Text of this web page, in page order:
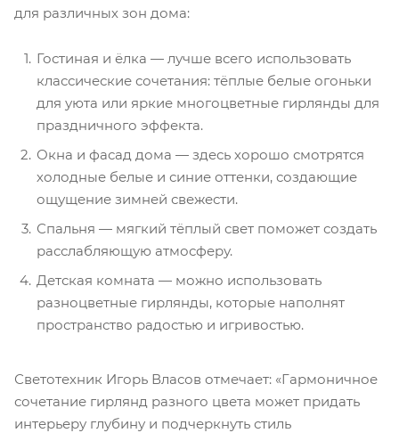
для различных зон дома:
Гостиная и ёлка — лучше всего использовать
классические сочетания: тёплые белые огоньки
для уюта или яркие многоцветные гирлянды для
праздничного эффекта.
Окна и фасад дома — здесь хорошо смотрятся
холодные белые и синие оттенки, создающие
ощущение зимней свежести.
Спальня — мягкий тёплый свет поможет создать
расслабляющую атмосферу.
Детская комната — можно использовать
разноцветные гирлянды, которые наполнят
пространство радостью и игривостью.
Светотехник Игорь Власов отмечает: «Гармоничное
сочетание гирлянд разного цвета может придать
интерьеру глубину и подчеркнуть стиль